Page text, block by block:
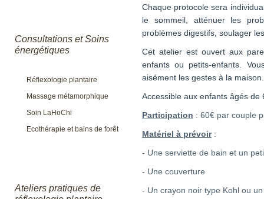
Consultations et Soins
énergétiques
Réflexologie plantaire
Massage métamorphique
Soin LaHoChi
Ecothérapie et bains de forêt
Ateliers pratiques de
Chaque protocole sera
le sommeil, atténuer les
problèmes digestifs, soulager
Cet atelier est ouvert aux
enfants ou petits-enfants.
aisément les gestes à la
Accessible aux enfants âgés de
Participation : 60€ par couple
Matériel à prévoir:
- Une serviette de bain et un
- Une couverture
- Un crayon noir type Kohl ou